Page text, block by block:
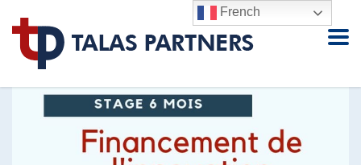
French